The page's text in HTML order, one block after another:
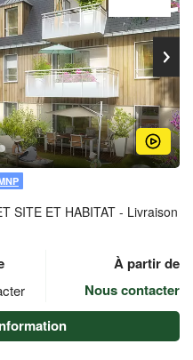
SITE ET HABITAT - Livraison
À partir de
Nous contacter